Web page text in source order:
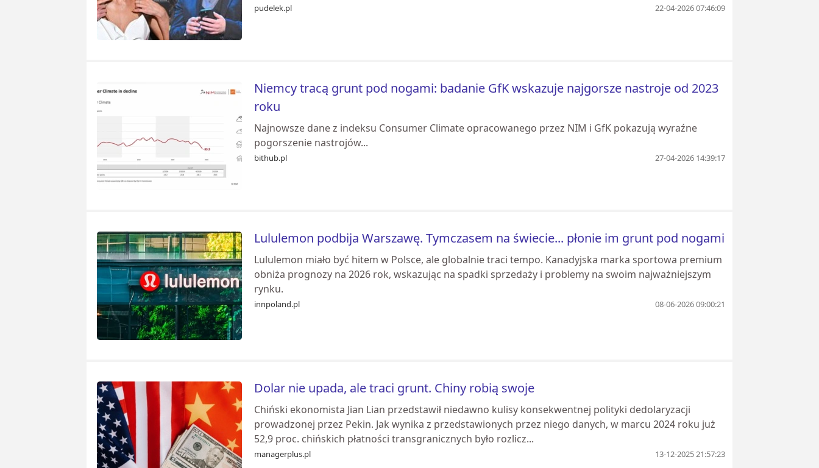
pudelek.pl 22-04-2026 07:46:09
Niemcy tracą grunt pod nogami: badanie GfK wskazuje najgorsze nastroje od 2023
roku
Najnowsze dane z indeksu Consumer Climate opracowanego przez NIM i GfK pokazują wyraźne
pogorszenie nastrojów...
bithub.pl 27-04-2026 14:39:17
Lululemon podbija Warszawę. Tymczasem na świecie... płonie im grunt pod nogami
Lululemon miało być hitem w Polsce, ale globalnie traci tempo. Kanadyjska marka sportowa premium
obniża prognozy na 2026 rok, wskazując na spadki sprzedaży i problemy na swoim najważniejszym
rynku.
innpoland.pl 08-06-2026 09:00:21
Dolar nie upada, ale traci grunt. Chiny robią swoje
Chiński ekonomista Jian Lian przedstawił niedawno kulisy konsekwentnej polityki dedolaryzacji
prowadzonej przez Pekin. Jak wynika z przedstawionych przez niego danych, w marcu 2024 roku już
52,9 proc. chińskich płatności transgranicznych było rozlicz...
managerplus.pl 13-12-2025 21:57:23